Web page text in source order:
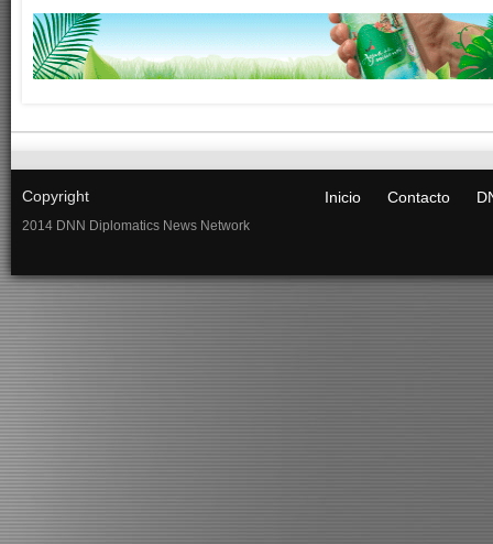
Copyright
2014 DNN Diplomatics News Network
Inicio Contacto